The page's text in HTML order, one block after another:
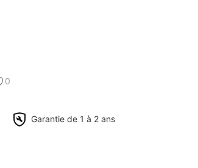
0
Garantie de 1 à 2 ans